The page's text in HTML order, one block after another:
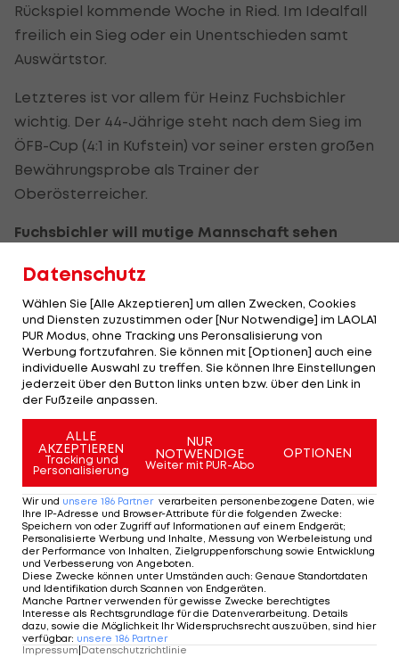
Rückspiel kommende Woche in Ried. Im Idealfall
freilich ein Sieg oder ein Unentschieden samt
Auswärtstor.
Letzteres ist vor allem für Heinz Fuchsbichler
wichtig. Der 44-Jährige steht nach dem Sieg im
ÖFB-Cup (4:1 in Kufstein) vor seiner ersten großen
Bewährungsprobe als Trainer der
Oberösterreicher.
Fuchsbichler will mutige Mannschaft sehen
„Ich will eine Mannschaft sehen, die sich etwas
will.
Um zum gewünschten Torerfolg zu kommen, sind
auch die jungen Wilden in der Offensive gefragt.
Das betrifft vor allem Meilinger (21) und Zulj (20), die
in der Kette hinter Gartler agieren.
>>> Soligorsk vs. SV Ried, 18:30 Uhr LIVE im LAOLA1-
TICKER <<<
„Sie dürfen auch Fehler machen. Sie dürfen
Dribblings machen. Das fördert einfach die
Kreativität“, gibt Fuchsbichler die Marschroute für
seine Offensive aus.
Rieder Tugenden sind Pflicht
Datenschutz
Wählen Sie [Alle Akzeptieren] um allen Zwecken, Cookies
und Diensten zuzustimmen oder [Nur Notwendige] im LAOLA1
PUR Modus, ohne Tracking uns Peronsalisierung von
Werbung fortzufahren. Sie können mit [Optionen] auch eine
individuelle Auswahl zu treffen. Sie können Ihre Einstellungen
jederzeit über den Button links unten bzw. über den Link in
der Fußzeile anpassen.
ALLE
AKZEPTIEREN
Tracking und
Personalisierung
NUR
NOTWENDIGE
Weiter mit PUR-Abo
OPTIONEN
Wir und unsere 186 Partner verarbeiten personenbezogene Daten, wie
Ihre IP-Adresse und Browser-Attribute für die folgenden Zwecke:
Speichern von oder Zugriff auf Informationen auf einem Endgerät;
Personalisierte Werbung und Inhalte, Messung von Werbeleistung und
der Performance von Inhalten, Zielgruppenforschung sowie Entwicklung
und Verbesserung von Angeboten
Diese Zwecke können unter Umständen auch: Genaue Standortdaten
und Identifikation durch Scannen von Endgeräten
Manche Partner verwenden für gewisse Zwecke berechtigtes
Interesse als Rechtsgrundlage für die Datenverarbeitung. Details
dazu, sowie die Möglichkeit Ihr Widerspruchsrecht auszuüben, sind hier
verfügbar: unsere 186 Partner
Impressum|Datenschutzrichtlinie